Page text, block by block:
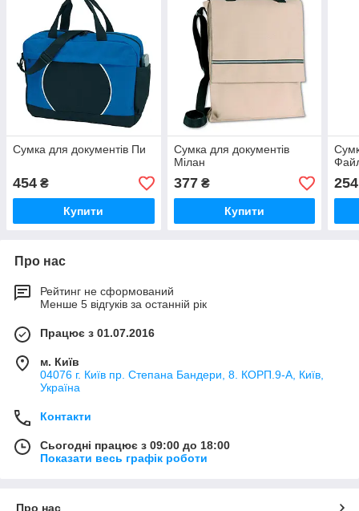
Сумка для документів Пи
454 ₴
Купити
Сумка для документів
Мілан
377₴
Купити
254
Про нас
Рейтинг не сформований
Менше 5 відгуків за останній рік
Працює з 01.07.2016
м. Київ
04076 г. Київ пр. Степана Бандери, 8. КОРП.9-А, Київ,
Україна
Контакти
Сьогодні працює з 09:00 до 18:00
Показати весь графік роботи
Про нас